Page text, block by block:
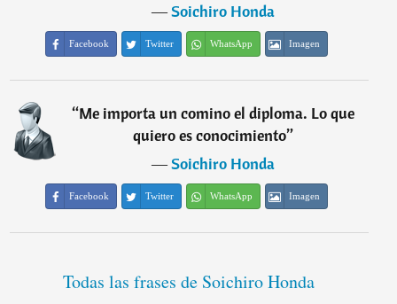
―Soichiro Honda
Facebook Twitter WhatsApp Imagen
“Me importa un comino el diploma. Lo que
quiero es conocimiento”
―Soichiro Honda
Facebook Twitter WhatsApp Imagen
Todas las frases de Soichiro Honda